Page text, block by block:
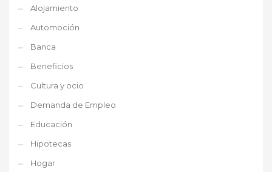
Alojamiento
Automoción
Banca
Beneficios
Cultura y ocio
Demanda de Empleo
Educación
Hipotecas
Hogar